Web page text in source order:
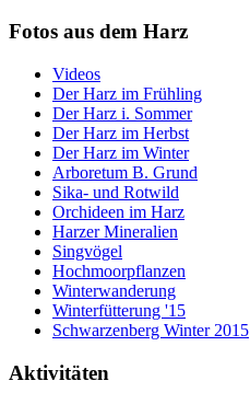
Fotos aus dem Harz
Videos
Der Harz im Frühling
Der Harz i. Sommer
Der Harz im Herbst
Der Harz im Winter
Arboretum B. Grund
Sika- und Rotwild
Orchideen im Harz
Harzer Mineralien
Singvögel
Hochmoorpflanzen
Winterwanderung
Winterfütterung '15
Schwarzenberg Winter 2015
Aktivitäten